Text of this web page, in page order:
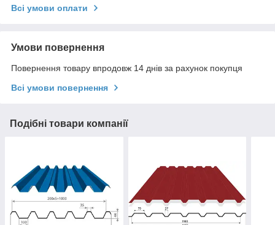
Всі умови оплати
Умови повернення
Повернення товару впродовж 14 днів за рахунок покупця
Всі умови повернення
Подібні товари компанії